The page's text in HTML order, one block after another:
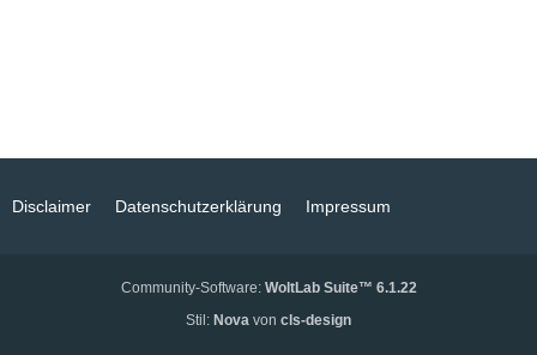
Disclaimer Datenschutzerklärung Impressum
Community-Software: WoltLab Suite™ 6.1.22
Stil: Nova von cls-design